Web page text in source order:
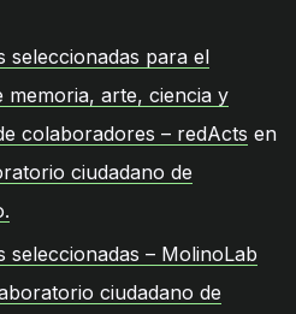
seleccionadas para el
memoria, arte, ciencia y
colaboradores – redActs en
ciudadano de
seleccionadas – MolinoLab
ciudadano de